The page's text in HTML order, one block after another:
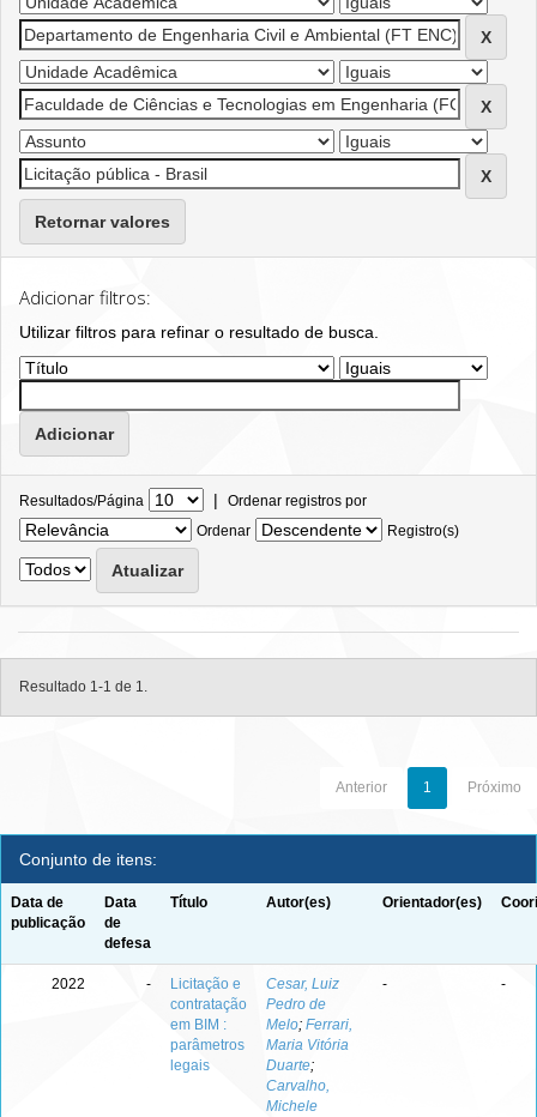
Retornar valores
Adicionar filtros:
Utilizar filtros para refinar o resultado de busca.
Resultados/Página | Ordenar registros por
Ordenar
Registro(s)
Resultado 1-1 de 1.
Anterior 1 Próximo
Conjunto de itens:
Data de
publicação
Data
de
defesa
Título Autor(es) Orientador(es)
2022 -
Licitação e
contratação
em BIM :
parâmetros
legais
Cesar, Luiz
Pedro de
Melo; Ferrari,
Maria Vitória
Duarte;
Carvalho,
Michele
- -